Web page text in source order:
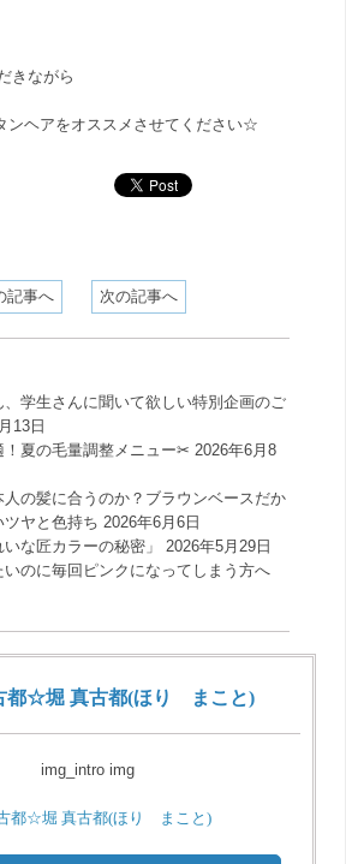
きながら
ンヘアをオススメさせてください☆
記事へ 次の記事へ
学生さんに聞いて欲しい特別企画のご
13日
！夏の毛量調整メニュー✂︎ 2026年6月8
人の髪に合うのか？ブラウンベースだか
ツヤと色持ち 2026年6月6日
な匠カラーの秘密」
2026年5月29日
のに毎回ピンクになってしまう方へ
都☆堀 真古都(ほり まこと)
都☆堀 真古都(ほり まこと)